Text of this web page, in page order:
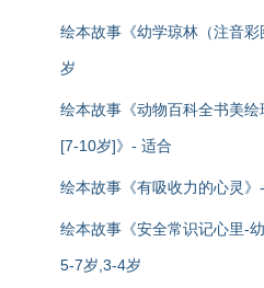
绘本故事《幼学琼林（注音
岁
绘本故事《动物百科全书美
[7-10岁]》- 适合
绘本故事《有吸收力的心灵》
绘本故事《安全常识记心里-
5-7岁,3-4岁